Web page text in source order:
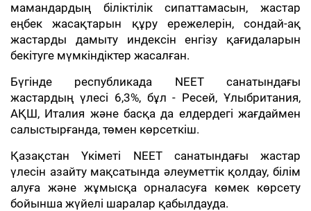
мамандардың біліктілік сипаттамасын, жастар
еңбек жасақтарын құру ережелерін, сондай-ақ
жастарды дамыту индексін енгізу қағидаларын
бекітуге мүмкіндіктер жасалған.
Бүгінде республикада NEET санатындағы
жастардың үлесі 6,3%, бұл - Ресей, Ұлыбритания,
АҚШ, Италия және басқа да елдердегі жағдаймен
салыстырғанда, төмен көрсеткіш.
Қазақстан Үкіметі NEET санатындағы жастар
үлесін азайту мақсатында әлеуметтік қолдау, білім
алуға және жұмысқа орналасуға көмек көрсету
бойынша жүйелі шаралар қабылдауда.